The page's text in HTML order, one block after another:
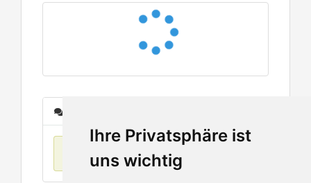
Ihre Privatsphäre ist
uns wichtig